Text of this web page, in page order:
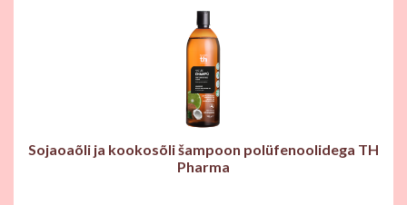
Sojaoaõli ja kookosõli šampoon polüfenoolidega TH
Pharma